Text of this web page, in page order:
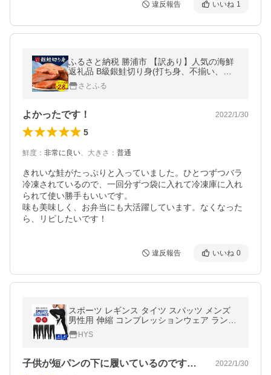
違反報告 いいね 1
ふるさと納税 勝浦市 【訳あり】人気の海鮮
返礼品 B級銀鮭切り身(打ち身、不揃い、色
飛び)約2.8kg
さとふる
よかったです！ 2022/1/30
5
鮮度 ： 非常に良い、 大きさ ： 普通
きれいな鮭がたっぷりと入っていました。ひとつずつバラ
冷凍されているので、一回分ずつ袋に入れて冷凍庫に入れ
られて使い勝手もいいです。
味も美味しく、お弁当にも大活躍しています。なくなった
ら、リピしたいです！
違反報告 いいね 0
スポーツ レギンス タイツ スパッツ メンズ
男性用 伸縮 コンプレッションウェア ランニ
ング アウトドア トレーニング 筋トレ
HYS
子供が短パンの下に履いているのですが、… 2022/1/30